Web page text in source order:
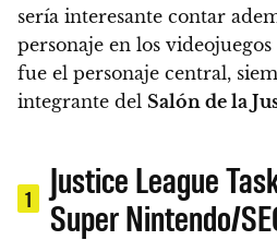
sería interesante contar
personaje en los
fue el personaje central,
integrante del Salón de la
1
Justice League
Super Nintendo/